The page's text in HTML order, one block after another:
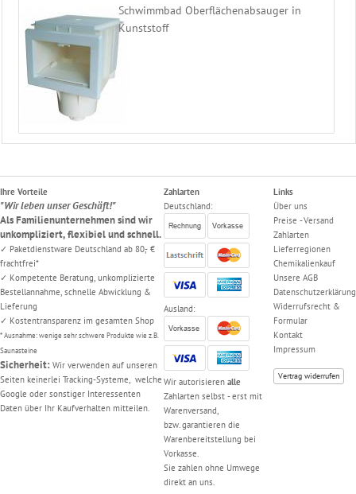
Schwimmbad Oberflächenabsauger in
Kunststoff
Ihre Vorteile
"Wir leben unser Geschäft!"
Als Familienunternehmen sind wir
unkompliziert, flexibiel und schnell.
✓ Paketdienstware Deutschland ab 80,- €
frachtfrei*
✓ Kompetente Beratung, unkomplizierte
Bestellannahme, schnelle Abwicklung &
Lieferung
✓ Kostentransparenz im gesamten Shop
* Ausnahme: wenige sehr schwere Produkte wie z.B.
Saunasteine
Sicherheit: Wir verwenden auf unseren
Seiten keinerlei Tracking-Systeme, welche
Google oder sonstiger Interessenten
Daten über Ihr Kaufverhalten mitteilen.
Zahlarten
Deutschland:
Ausland:
Wir autorisierenalle
Zahlarten selbst - erst mit
Warenversand,
bzw. garantieren die
Warenbereitstellung bei
Vorkasse.
Sie zahlen ohne Umwege
direkt an uns.
Links
Über uns
Preise - Versand
Zahlarten
Lieferregionen
Chemikalienkauf
Unsere AGB
Datenschutzerklärung
Widerrufsrecht &
Formular
Kontakt
Impressum
Vertrag widerrufen